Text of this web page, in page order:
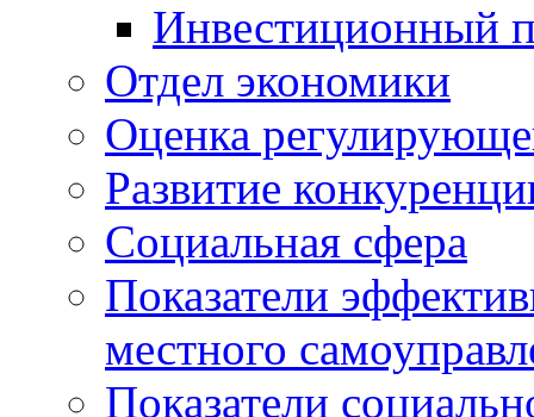
Инвестиционный
Отдел экономики
Оценка
Развитие
Социальная сфера
Показатели
местного
Показатели